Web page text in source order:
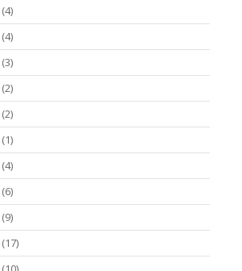
(4)
(4)
(3)
(2)
(2)
(1)
(4)
(6)
(9)
(17)